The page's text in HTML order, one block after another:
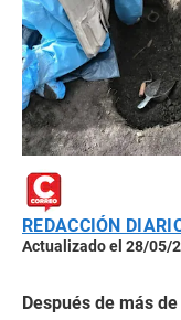
REDACCIÓN
Actualizado el 28/05/
Después de más